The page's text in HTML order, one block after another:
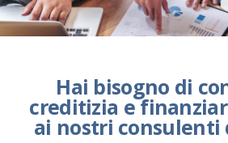
Hai bisogno di
creditizia e
ai nostri consulenti